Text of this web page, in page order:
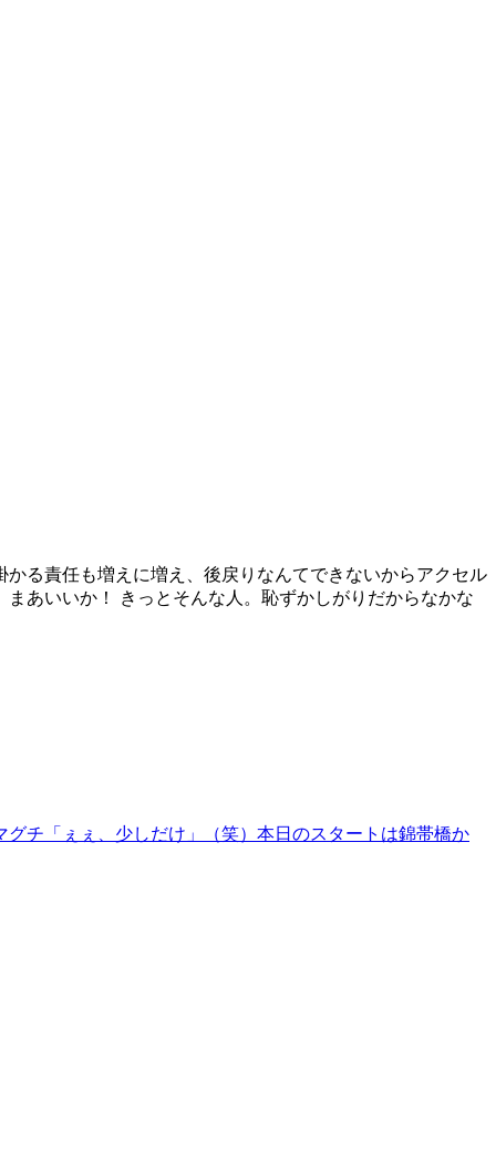
る責任も増えに増え、後戻りなんてできないからアクセル
あいいか！ きっとそんな人。恥ずかしがりだからなかな
チ「ぇぇ、少しだけ」（笑）本日のスタートは錦帯橋か